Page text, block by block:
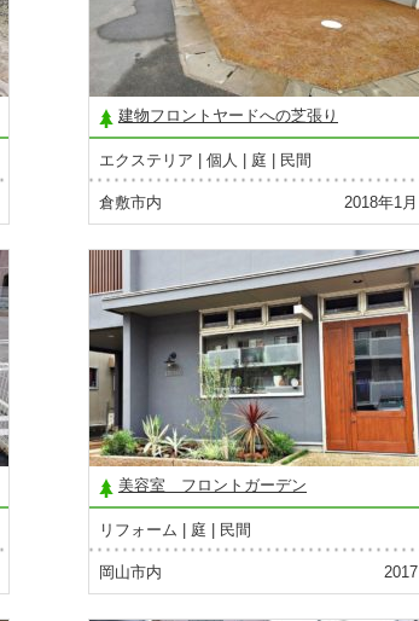
建物フロントヤードへの芝張り
エクステリア 個人 庭 民間
倉敷市内 2018年1月
美容室 フロントガーデン
リフォーム 庭 民間
岡山市内 2017